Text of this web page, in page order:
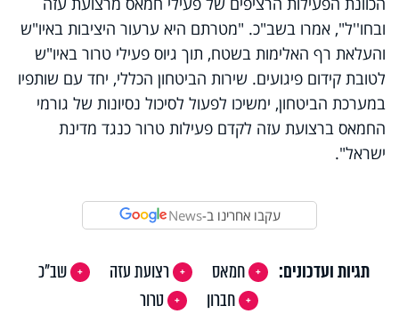
ובחו''ל", אמרו בשב"כ. "מטרתם היא ערעור היציבות באיו"ש
והעלאת רף האלימות בשטח, תוך גיוס פעילי טרור באיו"ש
לטובת קידום פיגועים. שירות הביטחון הכללי, יחד עם שותפיו
במערכת הביטחון, ימשיכו לפעול לסיכול נסיונות של גורמי
החמאס ברצועת עזה לקדם פעילות טרור כנגד מדינת
ישראל".
עקבו אחרינו ב-News
תגיות ועדכונים: חמאס רצועת עזה
שב"כ
חברון
טרור